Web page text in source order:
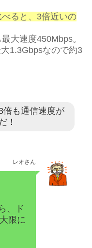
ると、3倍近いの
大速度450Mbps。
1.3Gbpsなので約3
倍も通信速度が
！
レオさん
、ド
限に